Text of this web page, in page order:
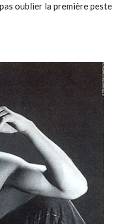
oublier la première peste